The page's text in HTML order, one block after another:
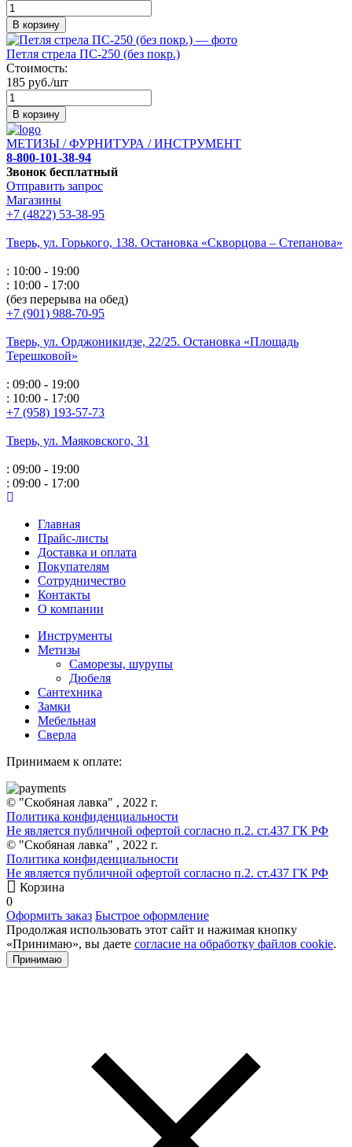
В корзину
Петля стрела ПС-250 (без покр.)
Стоимость:
185 руб./шт
В корзину
МЕТИЗЫ / ФУРНИТУРА / ИНСТРУМЕНТ
8-800-101-38-94
Звонок бесплатный
Отправить запрос
Магазины
+7 (4822) 53-38-95
Тверь, ул. Горького, 138. Остановка «Скворцова – Степанова»
: 10:00 - 19:00
: 10:00 - 17:00
(без перерыва на обед)
+7 (901) 988-70-95
Тверь, ул. Орджоникидзе, 22/25. Остановка «Площадь
Терешковой»
: 09:00 - 19:00
: 10:00 - 17:00
+7 (958) 193-57-73
Тверь, ул. Маяковского, 31
: 09:00 - 19:00
: 09:00 - 17:00
Главная
Прайс-листы
Доставка и оплата
Покупателям
Сотрудничество
Контакты
О компании
Инструменты
Метизы
Саморезы, шурупы
Дюбеля
Сантехника
Замки
Мебельная
Сверла
Принимаем к оплате:
© "Скобяная лавка" , 2022 г.
Политика конфиденциальности
Не является публичной офертой согласно п.2. ст.437 ГК РФ
© "Скобяная лавка" , 2022 г.
Политика конфиденциальности
Не является публичной офертой согласно п.2. ст.437 ГК РФ
Корзина
0
Оформить заказ Быстрое оформление
Продолжая использовать этот сайт и нажимая кнопку
«Принимаю», вы даете согласие на обработку файлов cookie.
Принимаю